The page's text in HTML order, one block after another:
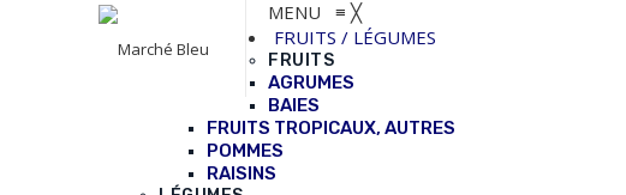
MENU ≡ ╳
FRUITS / LÉGUMES
FRUITS
AGRUMES
BAIES
FRUITS TROPICAUX, AUTRES
POMMES
RAISINS